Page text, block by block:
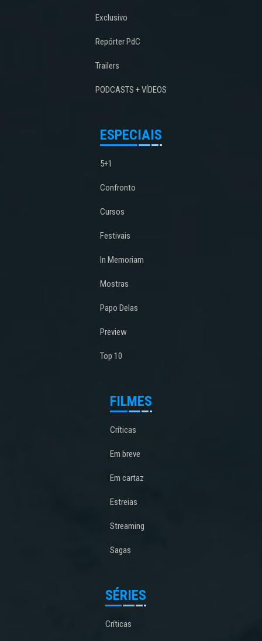
Exclusivo
Repórter PdC
Trailers
PODCASTS + VÍDEOS
ESPECIAIS
5+1
Confronto
Cursos
Festivais
In Memoriam
Mostras
Papo Delas
Preview
Top 10
FILMES
Críticas
Em breve
Em cartaz
Estreias
Streaming
Sagas
SÉRIES
Críticas